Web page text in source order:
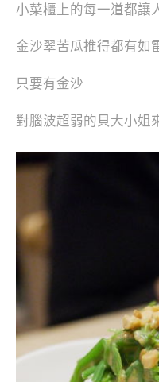
小菜櫃上的每一道都讓
金沙翠苦瓜推得都有如
只要有金沙
對腦波超弱的貝大小姐